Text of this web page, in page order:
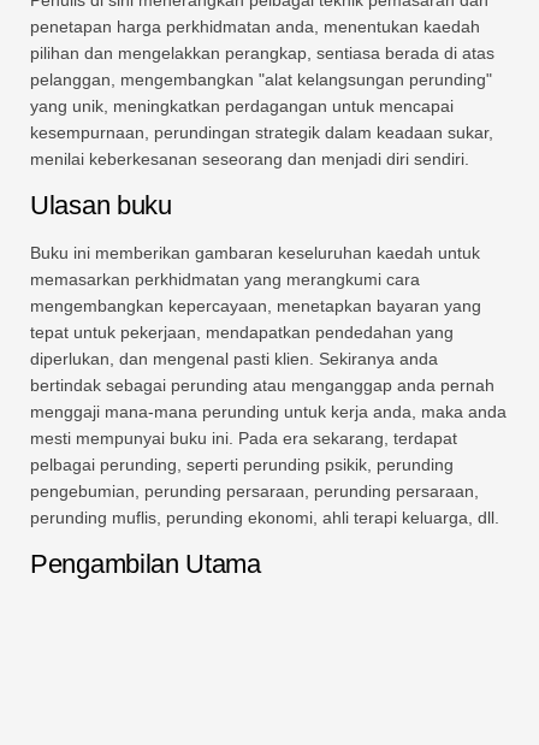
penetapan harga perkhidmatan anda, menentukan kaedah
pilihan dan mengelakkan perangkap, sentiasa berada di atas
pelanggan, mengembangkan "alat kelangsungan perunding"
yang unik, meningkatkan perdagangan untuk mencapai
kesempurnaan, perundingan strategik dalam keadaan sukar,
menilai keberkesanan seseorang dan menjadi diri sendiri.
Ulasan buku
Buku ini memberikan gambaran keseluruhan kaedah untuk
memasarkan perkhidmatan yang merangkumi cara
mengembangkan kepercayaan, menetapkan bayaran yang
tepat untuk pekerjaan, mendapatkan pendedahan yang
diperlukan, dan mengenal pasti klien. Sekiranya anda
bertindak sebagai perunding atau menganggap anda pernah
menggaji mana-mana perunding untuk kerja anda, maka anda
mesti mempunyai buku ini. Pada era sekarang, terdapat
pelbagai perunding, seperti perunding psikik, perunding
pengebumian, perunding persaraan, perunding persaraan,
perunding muflis, perunding ekonomi, ahli terapi keluarga, dll.
Pengambilan Utama